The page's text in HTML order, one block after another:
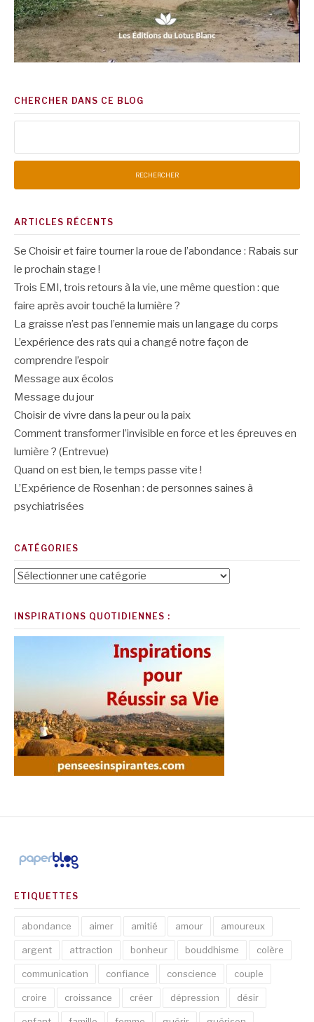
CHERCHER DANS CE BLOG
ARTICLES RÉCENTS
Se Choisir et faire tourner la roue de l’abondance : Rabais sur
le prochain stage !
Trois EMI, trois retours à la vie, une même question : que
faire après avoir touché la lumière ?
La graisse n’est pas l’ennemie mais un langage du corps
L’expérience des rats qui a changé notre façon de
comprendre l’espoir
Message aux écolos
Message du jour
Choisir de vivre dans la peur ou la paix
Comment transformer l’invisible en force et les épreuves en
lumière ? (Entrevue)
Quand on est bien, le temps passe vite !
L’Expérience de Rosenhan : de personnes saines à
psychiatrisées
CATÉGORIES
Catégories
INSPIRATIONS QUOTIDIENNES :
ETIQUETTES
abondance aimer amitié amour amoureux
argent attraction bonheur bouddhisme colère
communication confiance conscience couple
croire croissance créer dépression désir